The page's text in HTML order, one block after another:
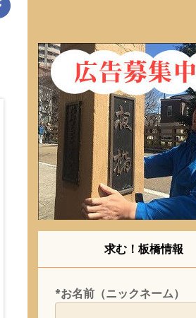
求む！板橋情報
*お名前（ニックネーム）